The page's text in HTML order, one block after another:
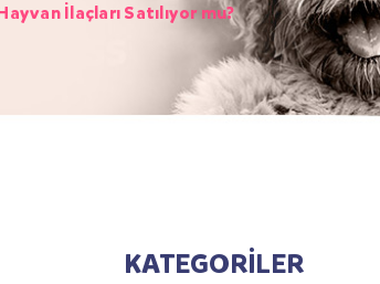
İlaçları Satılıyor mu?
KATEGORİLER